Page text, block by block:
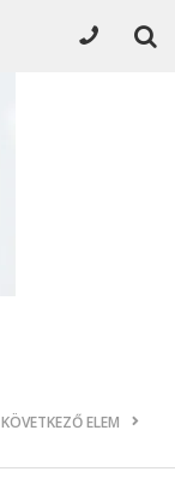
KÖVETKEZŐ ELEM